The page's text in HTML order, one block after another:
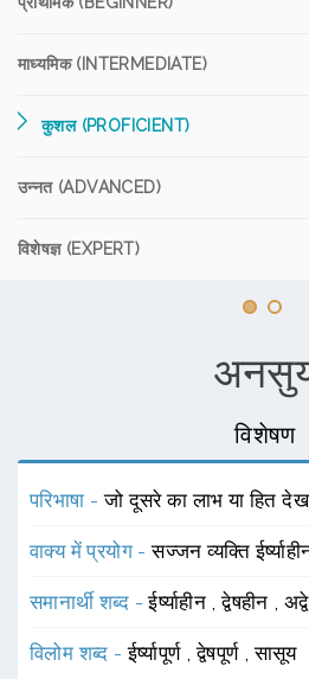
माध्यमिक (INTERMEDIATE)
कुशल (PROFICIENT)
उन्नत (ADVANCED)
विशेषज्ञ (EXPERT)
विशेषण
परिभाषा -जो दूसरे का लाभ या हित
वाक्य में प्रयोग -सज्जन व्यक्ति
समानार्थी शब्द -ईर्ष्याहीन ,द्वेषहीन ,
विलोम शब्द -ईर्ष्यापूर्ण ,द्वेषपूर्ण ,सासूय